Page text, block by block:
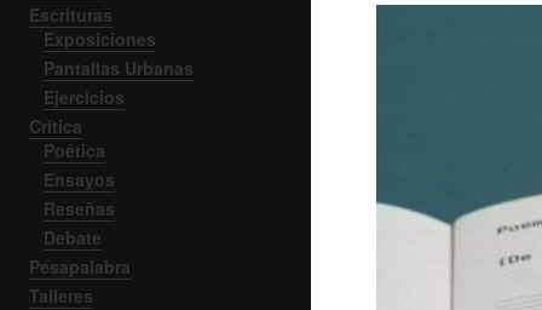
Escrituras
Exposiciones
Pantallas Urbanas
Ejercicios
Crítica
Poética
Ensayos
Reseñas
Debate
Pesapalabra
Talleres